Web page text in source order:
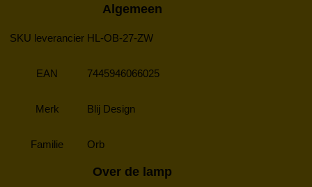
Algemeen
SKU leverancier HL-OB-27-ZW
EAN 7445946066025
Merk Blij Design
Familie Orb
Over de lamp